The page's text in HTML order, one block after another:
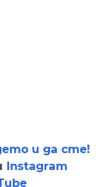
и да сте!
Instagram